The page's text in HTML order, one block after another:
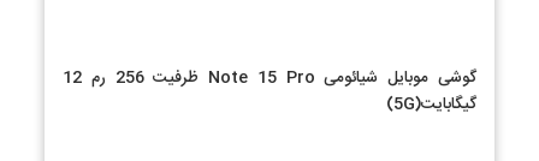
گوشی موبایل شیائومی Note 15 Pro ظرفیت 256 رم 12
گیگابایت(5G)